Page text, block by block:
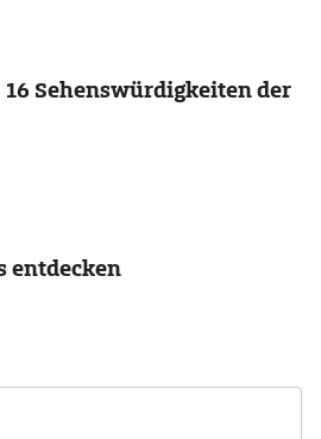
Sehenswürdigkeiten der
entdecken